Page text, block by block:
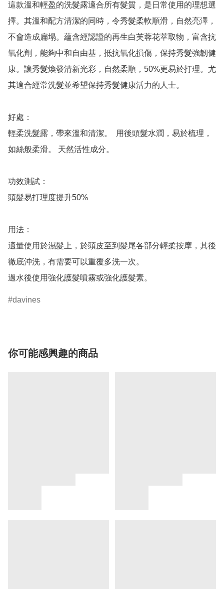
這款溫和輕盈的洗髮露適合所有髮質，是日常使用的理想選
擇。其溫和配方清潔的同時，令秀髮柔軟順滑，自然亮澤，
不會造成扁塌。蘊含經認證的再生白芙蓉花萃取物，富含抗
氧化劑，能夠中和自由基，抵抗氧化損傷，保持秀髮強韌健
康。讓秀髮煥發清新光彩，自然柔順，50%更易於打理。尤
其適合經常洗髮並希望保持秀髮健康活力的人士。
好處：
輕柔洗髮露，帶來溫和清潔。  用後頭髮水潤，易於梳理，
如絲般柔滑。 天然活性成分。
功效測試：
頭髮易打理度提升50%
用法：
適量使用於濕髮上，於頭皮至到髮尾各部分輕柔按摩，其後
徹底沖洗，有需要可以重覆多洗一次。
davines
你可能感興趣的商品